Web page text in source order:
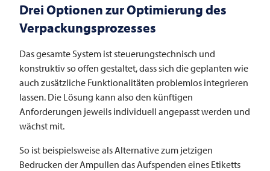
Drei Optionen zur Optimierung des
Verpackungsprozesses
Das gesamte System ist steuerungstechnisch und
konstruktiv so offen gestaltet, dass sich die geplanten wie
auch zusätzliche Funktionalitäten problemlos integrieren
lassen. Die Lösung kann also den künftigen
Anforderungen jeweils individuell angepasst werden und
wächst mit.
So ist beispielsweise als Alternative zum jetzigen
Bedrucken der Ampullen das Aufspenden eines Etiketts